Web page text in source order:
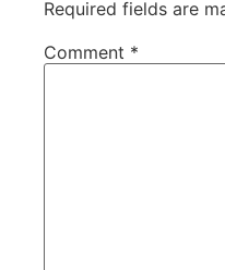
Required fields are
Comment *